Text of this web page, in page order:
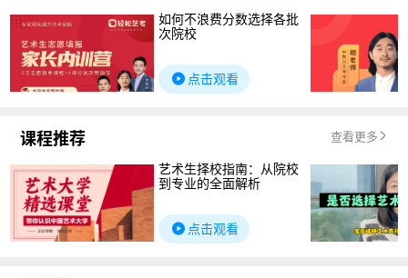
如何不浪费分数选择各批
次院校
点击观看
课程推荐 查看更多
艺术生择校指南：从院校
到专业的全面解析
点击观看